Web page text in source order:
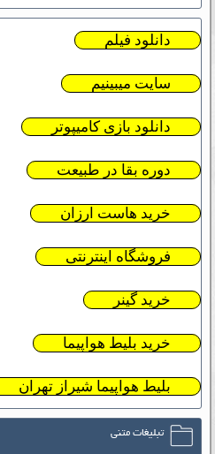
دانلود فیلم
سایت میبینیم
دانلود بازی کامیپوتر
دوره بقا در طبیعت
خرید هاست ارزان
فروشگاه اینترنتی
خرید گینر
خرید بلیط هواپیما
بلیط هواپیما شیراز تهران
تبلیغات متنی